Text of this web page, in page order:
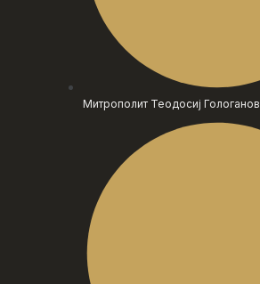
Митрополит Теодосиј